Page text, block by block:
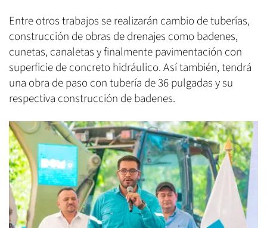
Entre otros trabajos se realizarán cambio de tuberías,
construcción de obras de drenajes como badenes,
cunetas, canaletas y finalmente pavimentación con
superficie de concreto hidráulico. Así también, tendrá
una obra de paso con tubería de 36 pulgadas y su
respectiva construcción de badenes.